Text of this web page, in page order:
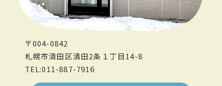
〒004-0842
札幌市清田区清田2条１丁目14-8
TEL:011-887-7916